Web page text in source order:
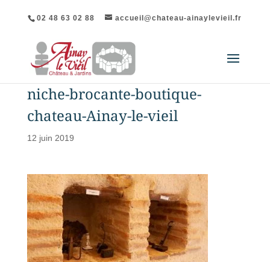
02 48 63 02 88 accueil@chateau-ainaylevieil.fr
niche-brocante-boutique-
chateau-Ainay-le-vieil
12 juin 2019